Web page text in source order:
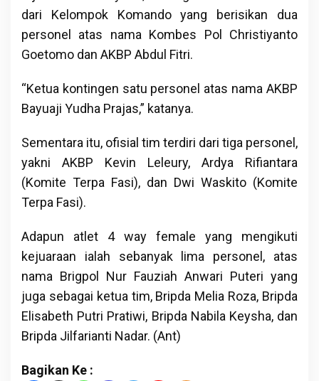
dari Kelompok Komando yang berisikan dua
personel atas nama Kombes Pol Christiyanto
Goetomo dan AKBP Abdul Fitri.
“Ketua kontingen satu personel atas nama AKBP
Bayuaji Yudha Prajas,” katanya.
Sementara itu, ofisial tim terdiri dari tiga personel,
yakni AKBP Kevin Leleury, Ardya Rifiantara
(Komite Terpa Fasi), dan Dwi Waskito (Komite
Terpa Fasi).
Adapun atlet 4 way female yang mengikuti
kejuaraan ialah sebanyak lima personel, atas
nama Brigpol Nur Fauziah Anwari Puteri yang
juga sebagai ketua tim, Bripda Melia Roza, Bripda
Elisabeth Putri Pratiwi, Bripda Nabila Keysha, dan
Bripda Jilfarianti Nadar. (Ant)
Bagikan Ke :